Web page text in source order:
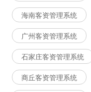
海南客资管理系统
广州客资管理系统
石家庄客资管理系统
商丘客资管理系统